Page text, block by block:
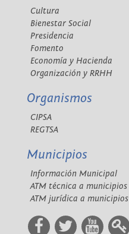
Cultura
Bienestar Social
Presidencia
Fomento
Economía y Hacienda
Organización y RRHH
Organismos
CIPSA
REGTSA
Municipios
Información Municipal
ATM técnica a municipios
ATM jurídica a municipios